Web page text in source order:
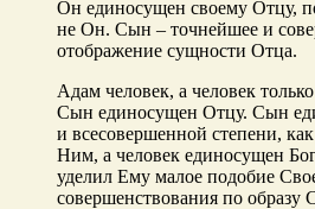
Он единосущен своему Отцу,
не Он. Сын – точнейшее и
отображение сущности Отца.
Адам человек, а человек
Сын единосущен Отцу. Сын
и всесовершенной степени,
Ним, а человек единосущен
уделил Ему малое подобие
совершенствования по образу